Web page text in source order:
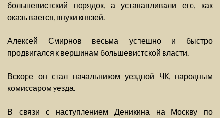
большевистский порядок, а устанавливали его, как
оказывается, внуки князей.
Алексей Смирнов весьма успешно и быстро
продвигался к вершинам большевистской власти.
Вскоре он стал начальником уездной ЧК, народным
комиссаром уезда.
В связи с наступлением Деникина на Москву по